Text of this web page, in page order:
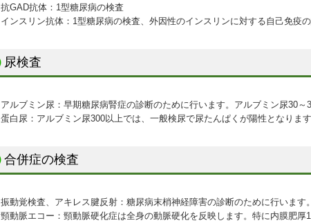
抗GAD抗体：1型糖尿病の検査
インスリン抗体：1型糖尿病の検査、外因性のインスリンに対する自己免疫の
尿検査
アルブミン尿：早期糖尿病腎症の診断のために行います。アルブミン尿30～
蛋白尿：アルブミン尿300以上では、一般検尿で尿たんぱくが陽性となりま
合併症の検査
振動覚検査、アキレス腱反射：糖尿病末梢神経障害の診断のために行います。
頸動脈エコー：頸動脈硬化症は全身の動脈硬化を反映します。特に内膜肥